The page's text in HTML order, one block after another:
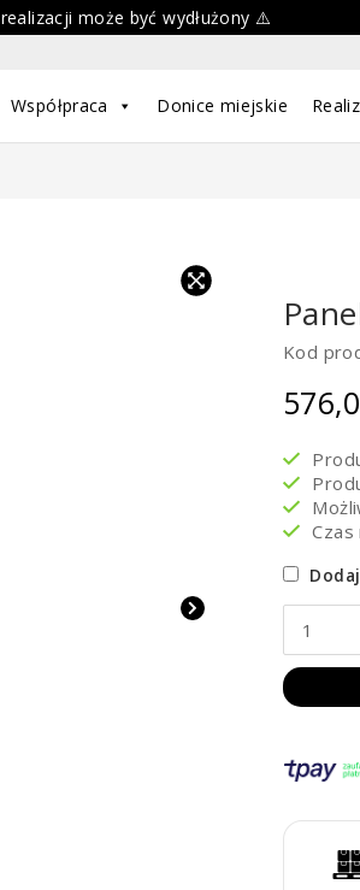
może być wydłużony ⚠️
Współpraca Donice miejskie
Kod
ilość
Panel
Corten
A1